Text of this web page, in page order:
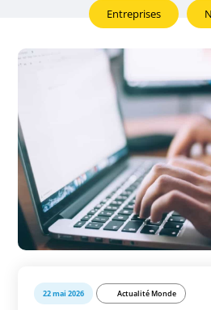
Entreprises
22 mai 2026 Actualité Monde